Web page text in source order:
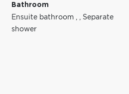
Bathroom
Ensuite bathroom , , Separate
shower